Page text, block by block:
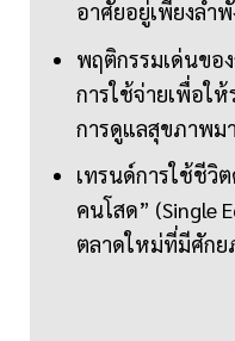
อาศัยอยู่เพียงลำ
พฤติกรรมเด่นขอ
การใช้จ่ายเพื่อใ
การดูแลสุขภาพม
เทรนด์การใช้ชีวิ
คนโสด” (Single
ตลาดใหม่ที่มีศักย